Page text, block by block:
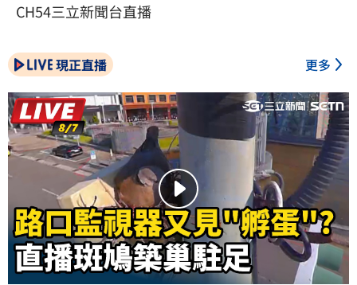
CH54三立新聞台直播
現正直播 更多